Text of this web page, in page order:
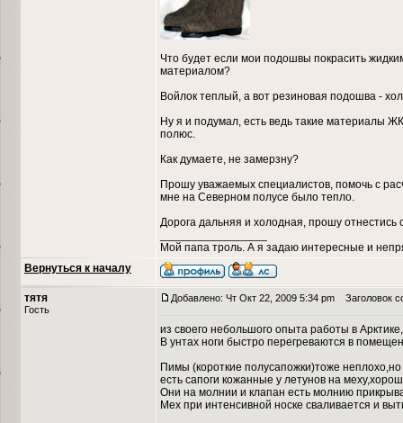
Что будет если мои подошвы покрасить
материалом?
Войлок теплый, а вот резиновая подошва -
Ну я и подумал, есть ведь такие материалы
полюс.
Как думаете, не замерзну?
Прошу уважаемых специалистов, помочь с
мне на Северном полусе было тепло.
Дорога дальняя и холодная, прошу отнестись
Мой папа троль. А я задаю интересные и
Вернуться к началу
тятя
Гость
Добавлено: Чт Окт 22, 2009 5:34 pm Заголовок
из своего небольшого опыта работы в
В унтах ноги быстро перегреваются в
Пимы (короткие полусапожки)тоже
есть сапоги кожанные у летунов на
Они на молнии и клапан есть молнию
Мех при интенсивной носке сваливается и